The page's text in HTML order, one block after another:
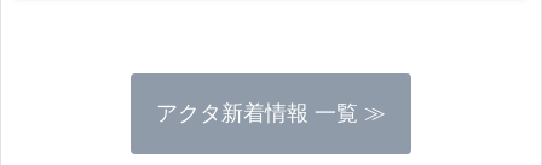
アクタ新着情報 一覧 ≫